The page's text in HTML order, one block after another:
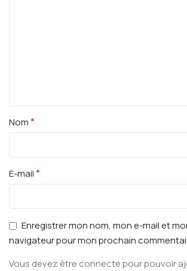
Nom*
E-mail*
Enregistrer mon nom, mon e-mail et
navigateur pour mon prochain
Vous devez être connecté pour pouvoir